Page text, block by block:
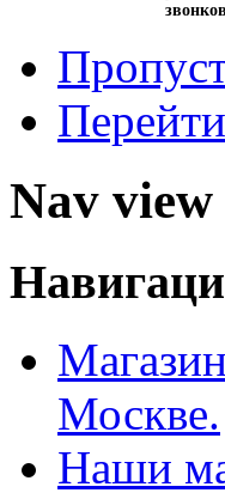
Nav view
Москве.
Наши